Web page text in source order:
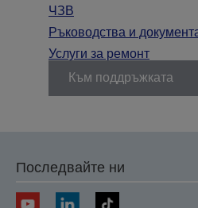
ЧЗВ
Ръководства и
Услуги за ремонт
Към поддръжката
Последвайте ни